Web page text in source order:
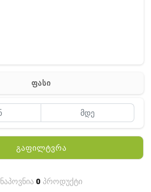
ფასი
გაფილტვრა
ნაპოვნია0 პროდუქტი